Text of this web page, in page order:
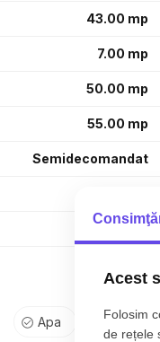
43.00 mp
7.00 mp
50.00 mp
55.00 mp
Semidecomandat
Etaj 8
Apa
Acest
Folosim
de rețele